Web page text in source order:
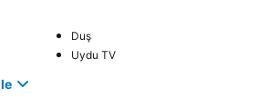
Duş
Uydu TV